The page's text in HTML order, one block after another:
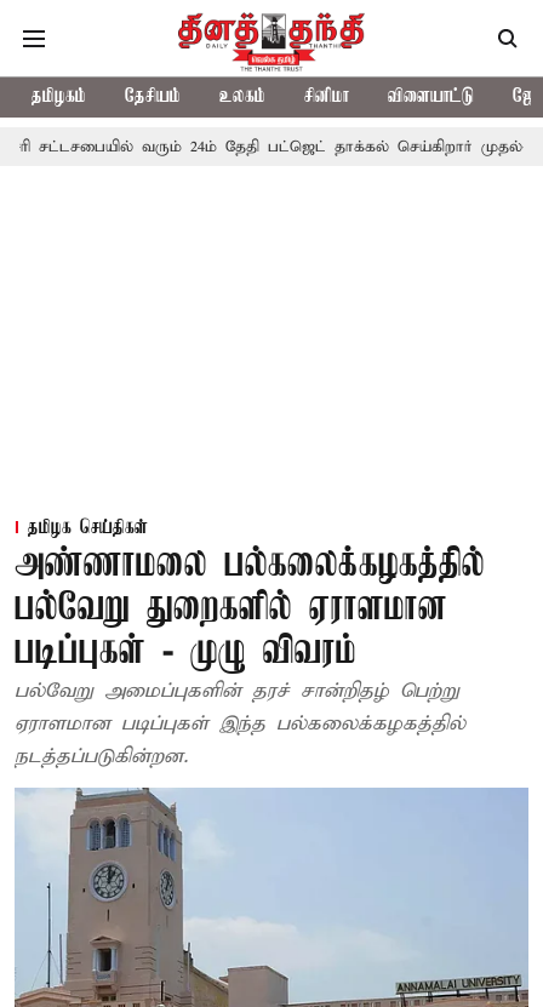
தமிழகம் தேசியம் உலகம் சினிமா விளையாட்டு
வரும் 24ம் தேதி பட்ஜெட் தாக்கல் செய்கிறார் முதல்-அமைச்சர்
தமிழக செய்திகள்
அண்ணாமலை பல்கலைக்கழகத்தில்
பல்வேறு துறைகளில் ஏராளமான
படிப்புகள் - முழு விவரம்
பல்வேறு அமைப்புகளின் தரச் சான்றிதழ் பெற்று
ஏராளமான படிப்புகள் இந்த பல்கலைக்கழகத்தில்
நடத்தப்படுகின்றன.